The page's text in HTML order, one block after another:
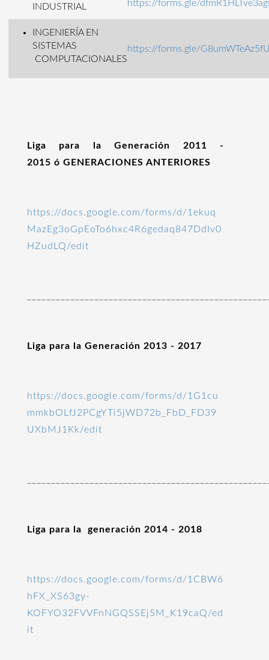
INDUSTRIAL
https://forms.gle/
INGENIERÍA EN
SISTEMAS
COMPUTACIONALES
https://forms.gle/
Liga para la Generación 2011 -
2015 ó GENERACIONES ANTERIORES
https://docs.google.com/forms/d/1ekuq
MazEg3oGpEoTo6hxc4R6gedaq847DdIv0
HZudLQ/edit
Liga para la Generación 2013 - 2017
https://docs.google.com/forms/d/1G1cu
mmkbOLfJ2PCgYTi5jWD72b_FbD_FD39
UXbMJ1Kk/edit
Liga para la generación 2014 - 2018
https://docs.google.com/forms/d/1CBW6
hFX_XS63gy-
KOFYO32FVVFnNGQSSEj5M_K19caQ/ed
it